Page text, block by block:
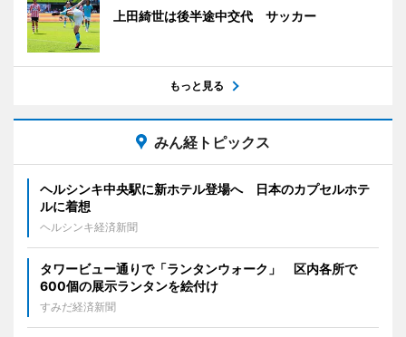
上田綺世は後半途中交代 サッカー
もっと見る
みん経トピックス
ヘルシンキ中央駅に新ホテル登場へ 日本のカプセルホテ
ルに着想
ヘルシンキ経済新聞
タワービュー通りで「ランタンウォーク」 区内各所で
600個の展示ランタンを絵付け
すみだ経済新聞